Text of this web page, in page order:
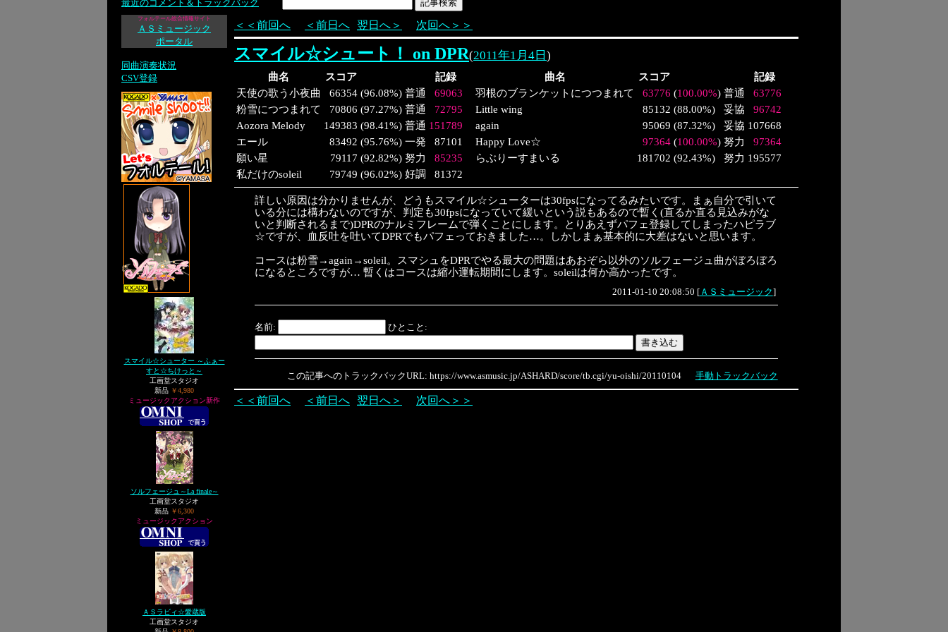
最近のコメント＆トラックバック
フォルテール総合情報サイト
ＡＳミュージック
ポータル
同曲演奏状況
CSV登録
スマイル☆シューター ～ふぁー
すと☆ちけっと～
工画堂スタジオ
新品 ￥4,980
ミュージックアクション新作
ソルフェージュ～La finale～
工画堂スタジオ
新品 ￥6,300
ミュージックアクション
ＡＳラビィ☆愛蔵版
工画堂スタジオ
＜＜前回へ ＜前日へ 翌日へ＞ 次回へ＞＞
スマイル☆シュート！ on DPR(2011年1月4日 )
曲名 スコア 記録 曲名 スコア
記録
天使の歌う小夜曲
66354 (96.08%) 普通 69063 羽根のブランケットにつつまれて 63776 (100.00%) 普通
63776
粉雪につつまれて
70806 (97.27%) 普通 72795 Little wing 85132 (88.00%) 妥協
96742
Aozora Melody
149383 (98.41%) 普通 151789 again 95069 (87.32%) 妥協 107668
エール
83492 (95.76%) 一発 87101 Happy Love☆ 97364 (100.00%) 努力
97364
願い星
79117 (92.82%) 努力 85235 らぶりーすまいる 181702 (92.43%) 努力 195577
私だけのsoleil
79749 (96.02%) 好調 81372
詳しい原因は分かりませんが、どうもスマイル☆シューターは30fpsになってるみたいです。まぁ自分で引いて
いる分には構わないのですが、判定も30fpsになっていて緩いという説もあるので暫く(直るか直る見込みがな
いと判断されるまで)DPRのナルミフレームで弾くことにします。とりあえずパフェ登録してしまったハピラブ
☆ですが、血反吐を吐いてDPRでもパフェっておきました…。しかしまぁ基本的に大差はないと思います。
コースは粉雪→again→soleil。スマシュをDPRでやる最大の問題はあおぞら以外のソルフェージュ曲がぼろぼろ
になるところですが… 暫くはコースは縮小運転期間にします。soleilは何か高かったです。
2011-01-10 20:08:50 [ＡＳミュージック]
名前: ひとこと:
この記事へのトラックバックURL: https://www.asmusic.jp/ASHARD/score/tb.cgi/yu-oishi/20110104 手動トラックバック
＜＜前回へ ＜前日へ 翌日へ＞ 次回へ＞＞